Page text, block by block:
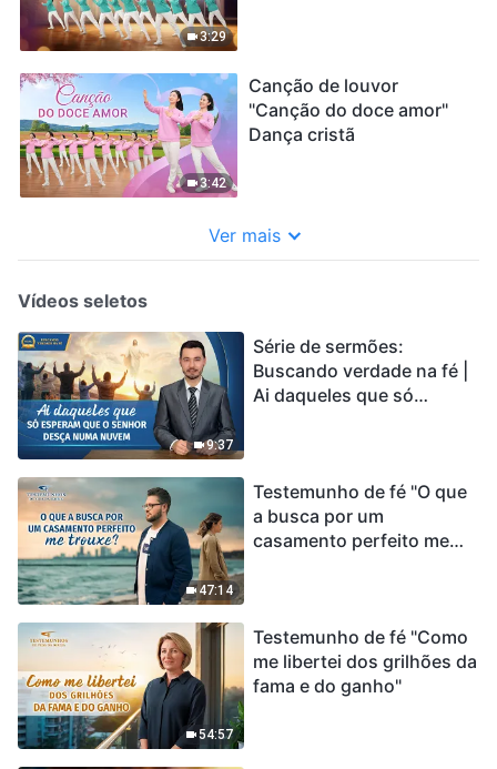
3:29
3:42
Canção de louvor
"Canção do doce amor"
Dança cristã
Ver mais
Vídeos seletos
9:37
Série de sermões:
Buscando verdade na fé |
Ai daqueles que só
47:14
Testemunho de fé "O que
a busca por um
casamento perfeito me
54:57
Testemunho de fé "Como
me libertei dos grilhões da
fama e do ganho"